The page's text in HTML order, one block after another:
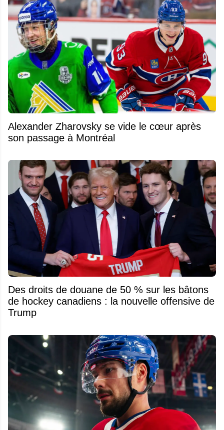
Alexander Zharovsky se vide le cœur après
son passage à Montréal
Des droits de douane de 50 % sur les bâtons
de hockey canadiens : la nouvelle offensive de
Trump